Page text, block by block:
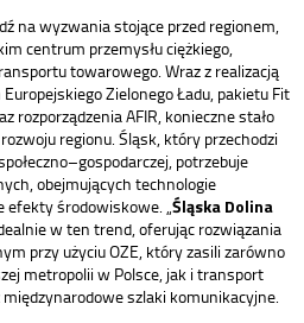
na wyzwania stojące przed regionem,
centrum przemysłu ciężkiego,
towarowego. Wraz z realizacją
Zielonego Ładu, pakietu Fit
rozporządzenia AFIR, konieczne stało
regionu. Śląsk, który przechodzi
potrzebuje
obejmujących technologie
efekty środowiskowe. „Śląska Dolina
w ten trend, oferując rozwiązania
przy użyciu OZE, który zasili zarówno
metropolii w Polsce, jak i transport
szlaki komunikacyjne.